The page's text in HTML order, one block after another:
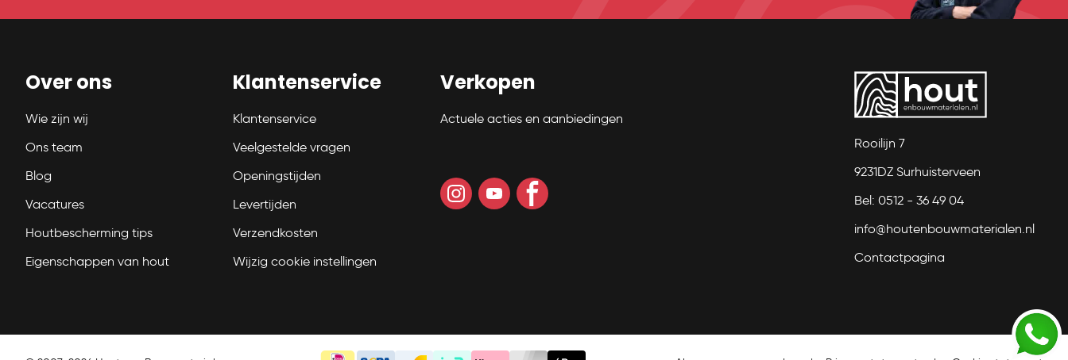
Over ons
Wie zijn wij
Ons team
Blog
Vacatures
Houtbescherming tips
Eigenschappen van hout
Klantenservice
Klantenservice
Veelgestelde vragen
Openingstijden
Levertijden
Verzendkosten
Wijzig cookie instellingen
Verkopen
Actuele acties en aanbiedingen
Rooilijn 7
9231DZ Surhuisterveen
Bel: 0512 - 36 49 04
info@houtenbouwmaterialen.nl
Contactpagina